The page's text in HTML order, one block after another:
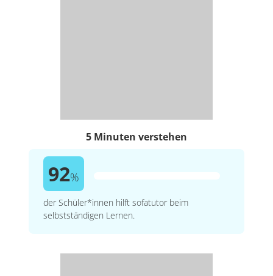
5 Minuten verstehen
92%
der Schüler*innen hilft sofatutor beim
selbstständigen Lernen.